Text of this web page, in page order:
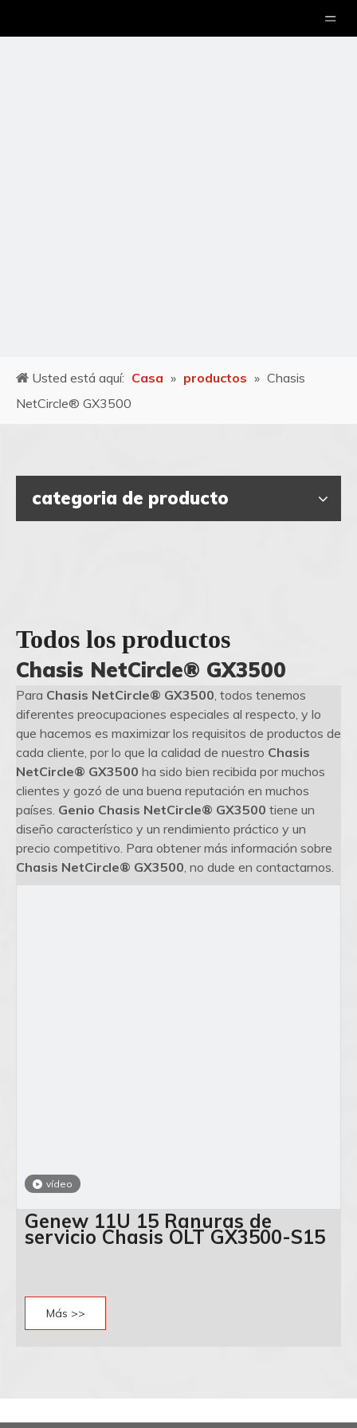
Usted está aquí: Casa » productos » Chasis
NetCircle® GX3500
categoria de producto
Todos los productos
Chasis NetCircle® GX3500
Para Chasis NetCircle® GX3500, todos tenemos
diferentes preocupaciones especiales al respecto, y lo
que hacemos es maximizar los requisitos de productos de
cada cliente, por lo que la calidad de nuestro Chasis
NetCircle® GX3500 ha sido bien recibida por muchos
clientes y gozó de una buena reputación en muchos
países. Genio Chasis NetCircle® GX3500 tiene un
diseño característico y un rendimiento práctico y un
precio competitivo. Para obtener más información sobre
Chasis NetCircle® GX3500, no dude en contactarnos.
vídeo
Genew 11U 15 Ranuras de
servicio Chasis OLT GX3500-S15
Más >>